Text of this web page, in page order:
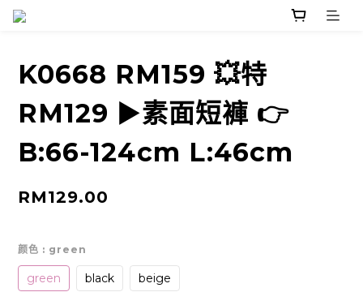
K0668 RM159 💥特
RM129 ▶️素面短褲 👉
B:66-124cm L:46cm
RM129.00
颜色 : green
green black beige